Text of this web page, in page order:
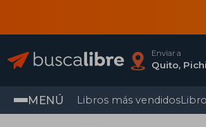
Enviar a
Quito,
MENÚ Libros más vendidos